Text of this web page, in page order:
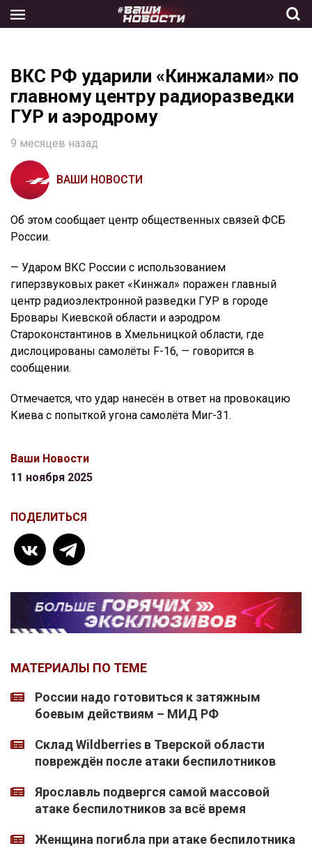
the
ВКС РФ ударили «Кинжалами» по
главному центру радиоразведки
ГУР и аэродрому
9 месяцев назад
ВАШИ НОВОСТИ
Об этом сообщает центр общественных связей ФСБ
России.
— Ударом ВКС России с использованием
гиперзвуковых ракет «Кинжал» поражен главный
центр радиоэлектронной разведки ГУР в городе
Бровары Киевской области и аэродром
Староконстантинов в Хмельницкой области, где
дислоцированы самолёты F-16, — говорится в
сообщении.
Отмечается, что удар нанесён в ответ на провокацию
Киева с попыткой угона самолёта Миг-31.
Ваши Новости
11 ноября 2025
ПОДЕЛИТЬСЯ
МАТЕРИАЛЫ ПО ТЕМЕ
России надо готовиться к затяжным
боевым действиям – МИД РФ
Склад Wildberries в Тверской области
повреждён после атаки беспилотников
Ярославль подвергся самой массовой
атаке беспилотников за всё время
Женщина погибла при атаке беспилотника